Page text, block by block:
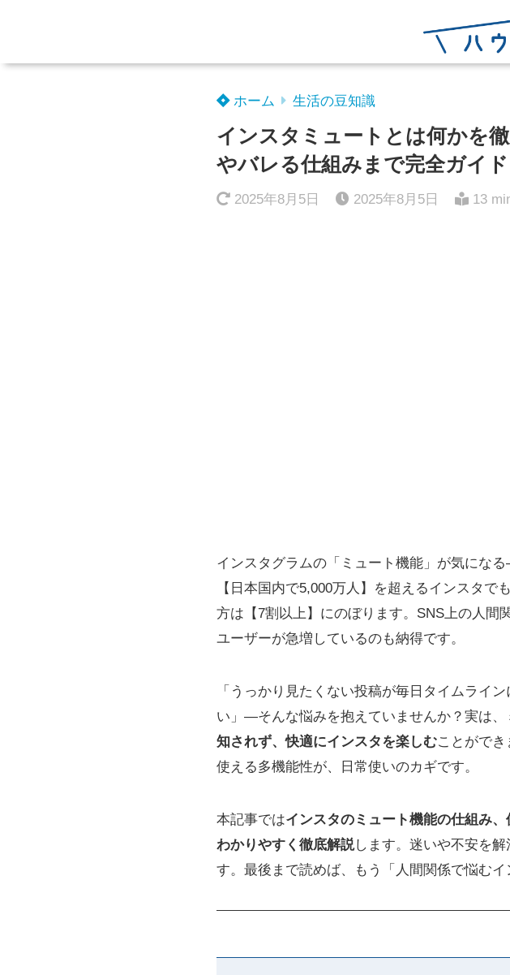
ホーム 生活の豆知識
インスタミュートとは何かを
やバレる仕組みまで完全ガイド
2025年8月5日 2025年8月5日 13
インスタグラムの「ミュート機能」が気にな
【日本国内で5,000万人】を超えるインスタ
方は【7割以上】にのぼります。SNS上の人間
ユーザーが急増しているのも納得です。
「うっかり見たくない投稿が毎日タイムライ
い」―そんな悩みを抱えていませんか？実は
知されず、快適にインスタを楽しむことがで
使える多機能性が、日常使いのカギです。
本記事ではインスタのミュート機能の仕組み
わかりやすく徹底解説します。迷いや不安を
す。最後まで読めば、もう「人間関係で悩むイ